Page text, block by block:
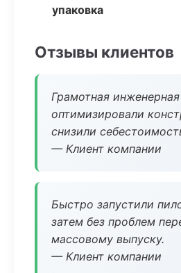
упаковка
Отзывы клиентов
Грамотная
оптимизировали
снизили
— Клиент компании
Быстро запустили
затем без проблем
массовому выпуску.
— Клиент компании